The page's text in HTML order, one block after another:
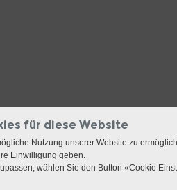
für diese Website
Nutzung unserer Website zu
Einwilligung geben.
wählen Sie den Button «Cookie